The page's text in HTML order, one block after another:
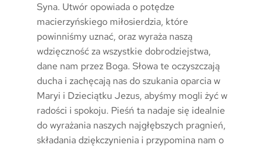
Syna. Utwór opowiada o potędze
macierzyńskiego miłosierdzia, które
powinniśmy uznać, oraz wyraża naszą
wdzięczność za wszystkie dobrodziejstwa,
dane nam przez Boga. Słowa te oczyszczają
ducha i zachęcają nas do szukania oparcia w
Maryi i Dzieciątku Jezus, abyśmy mogli żyć w
radości i spokoju. Pieśń ta nadaje się idealnie
do wyrażania naszych najgłębszych pragnień,
składania dziękczynienia i przypomina nam o